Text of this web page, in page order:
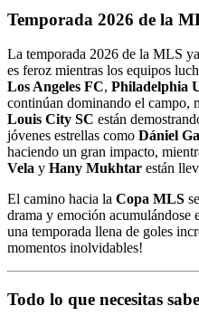
Temporada 2026 de la
La temporada 2026 de la MLS
es feroz mientras los equipos
Los Angeles FC, Philadelphia
continúan dominando el campo,
Louis City SC están
jóvenes estrellas como Dániel
haciendo un gran impacto,
Vela y Hany Mukhtar están
El camino hacia la Copa MLS
drama y emoción acumulándose
una temporada llena de goles
momentos inolvidables!
Todo lo que necesitas